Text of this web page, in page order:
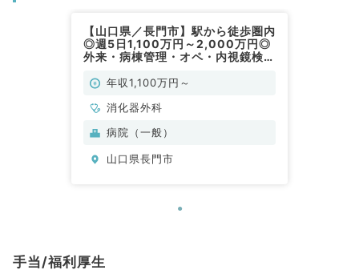
【山口県／長門市】駅から徒歩圏内
◎週5日1,100万円～2,000万円◎
外来・病棟管理・オペ・内視鏡検
外科／常勤）
年収1,100万円～
消化器外科
病院（一般）
山口県長門市
手当/福利厚生